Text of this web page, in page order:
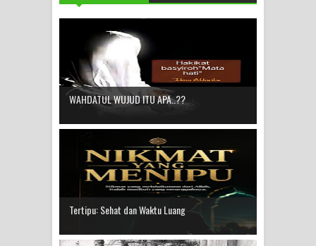
WAHDATUL WUJUD ITU APA..??
Tertipu: Sehat dan Waktu Luang